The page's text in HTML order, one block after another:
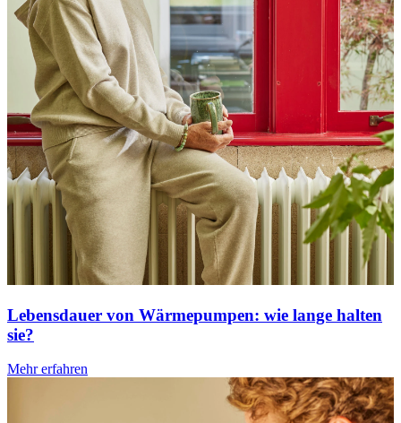
Lebensdauer von Wärmepumpen: wie lange halten
sie?
Mehr erfahren